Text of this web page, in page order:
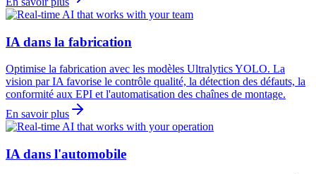
IA dans la fabrication
Optimise la fabrication avec les modèles Ultralytics YOLO. La
vision par IA favorise le contrôle qualité, la détection des défauts, la
conformité aux EPI et l'automatisation des chaînes de montage.
En savoir plus
IA dans l'automobile